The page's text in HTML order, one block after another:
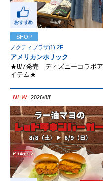
SHOP
ノクティプラザ(1) 2F
アメリカンホリック
★8/7発売 ディズニーコラボア
イテム★
NEW 2026/8/8